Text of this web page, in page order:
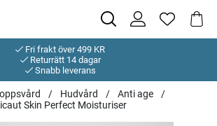
Fri frakt över 499 KR
Returrätt 14 dagar
Snabb leverans
Hudvård
Anti age
Skin Perfect Moisturiser